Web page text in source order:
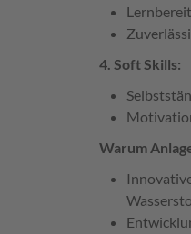
4. Soft Skills:
Warum